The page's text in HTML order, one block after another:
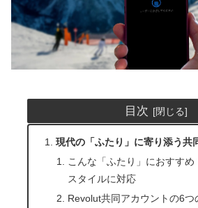
目次
現代の「ふたり」に寄り添う共
こんな「ふたり」におすすめ
スタイルに対応
Revolut共同アカウントの6つ